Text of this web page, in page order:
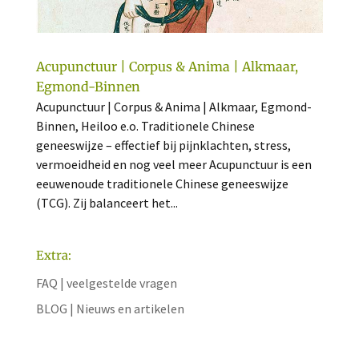
Acupunctuur | Corpus & Anima | Alkmaar,
Egmond-Binnen
Acupunctuur | Corpus & Anima | Alkmaar, Egmond-
Binnen, Heiloo e.o. Traditionele Chinese
geneeswijze – effectief bij pijnklachten, stress,
vermoeidheid en nog veel meer Acupunctuur is een
eeuwenoude traditionele Chinese geneeswijze
(TCG). Zij balanceert het...
Extra:
FAQ | veelgestelde vragen
BLOG | Nieuws en artikelen